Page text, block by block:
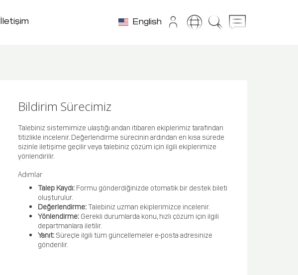
İletişim English
Bildirim Sürecimiz
Talebiniz sistemimize ulaştığı andan itibaren ekiplerimiz tarafından
titizlikle incelenir. Değerlendirme sürecinin ardından en kısa sürede
sizinle iletişime geçilir veya talebiniz çözüm için ilgili ekiplerimize
yönlendirilir.
Adımlar
Talep Kaydı: Formu gönderdiğinizde otomatik bir destek bileti
oluşturulur.
Değerlendirme:Talebiniz uzman ekiplerimizce incelenir.
Yönlendirme: Gerekli durumlarda konu, hızlı çözüm için ilgili
departmanlara iletilir.
Yanıt: Süreçle ilgili tüm güncellemeler e-posta adresinize
gönderilir.